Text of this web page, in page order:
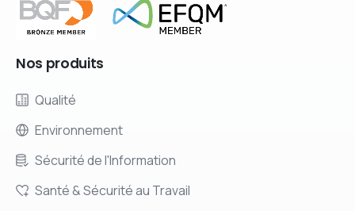
Nos produits
Qualité
Environnement
Sécurité de l'Information
Santé & Sécurité au Travail